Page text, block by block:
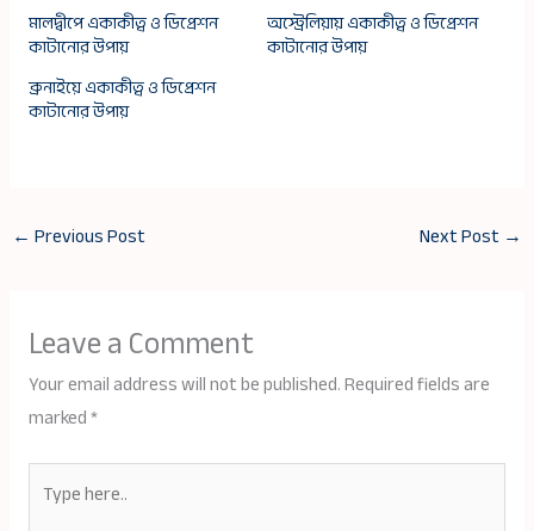
মালদ্বীপে একাকীত্ব ও ডিপ্রেশন
কাটানোর উপায়
অস্ট্রেলিয়ায় একাকীত্ব ও ডিপ্রেশন
কাটানোর উপায়
ব্রুনাইয়ে একাকীত্ব ও ডিপ্রেশন
কাটানোর উপায়
← Previous Post Next Post →
Leave a Comment
Your email address will not be published.Required fields are
marked*
here..